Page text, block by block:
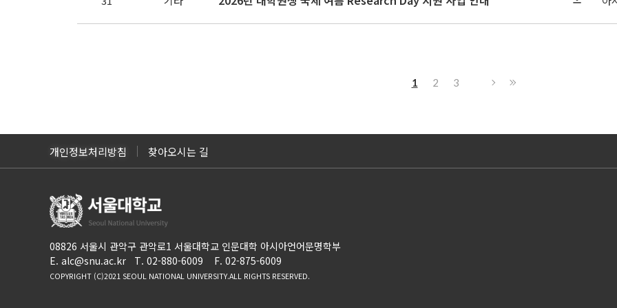
1 2 3
개인정보처리방침 찾아오시는 길
08826 서울시 관악구 관악로1 서울대학교 인문대학 아시아언어문명학부
E. alc@snu.ac.kr T. 02-880-6009 F. 02-875-6009
COPYRIGHT (C)2021 SEOUL NATIONAL UNIVERSITY.ALL RIGHTS RESERVED.